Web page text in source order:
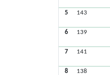
5 143
6 139
7 141
8 138